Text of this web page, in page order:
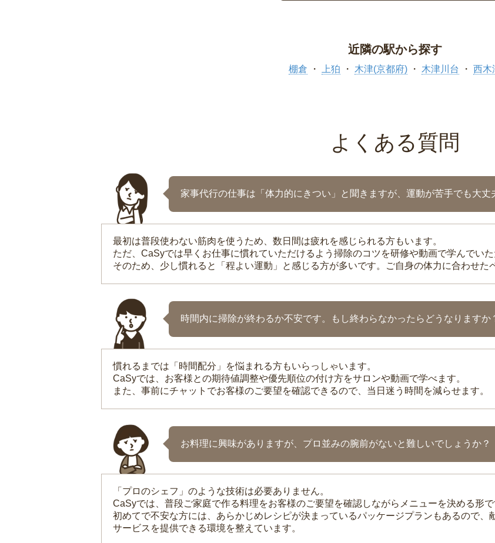
近隣の駅から探す
棚倉 上狛 木津(京都府) 木津川台 西木
よくある質問
家事代行の仕事は「体力的にきつい」と聞きますが、運動が苦手でも大丈
最初は普段使わない筋肉を使うため、数日間は疲れを感じられる方もいます。
ただ、CaSyでは早くお仕事に慣れていただけるよう掃除のコツを研修や動画で学んでいた
そのため、少し慣れると「程よい運動」と感じる方が多いです。ご自身の体力に合わせた
時間内に掃除が終わるか不安です。もし終わらなかったらどうなりますか
慣れるまでは「時間配分」を悩まれる方もいらっしゃいます。
CaSyでは、お客様との期待値調整や優先順位の付け方をサロンや動画で学べます。
また、事前にチャットでお客様のご要望を確認できるので、当日迷う時間を減らせます。
お料理に興味がありますが、プロ並みの腕前がないと難しいでしょうか？
「プロのシェフ」のような技術は必要ありません。
CaSyでは、普段ご家庭で作る料理をお客様のご要望を確認しながらメニューを決める形で
初めてで不安な方には、あらかじめレシピが決まっているパッケージプランもあるので、
サービスを提供できる環境を整えています。